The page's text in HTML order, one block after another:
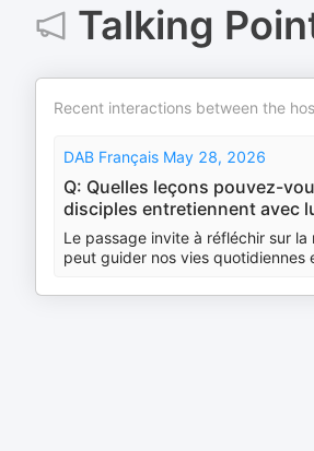
Talking
Recent interactions between the
DAB Français May 28, 2026
Q: Quelles leçons pouvez-
disciples entretiennent avec
Le passage invite à réfléchir sur
peut guider nos vies quotidiennes